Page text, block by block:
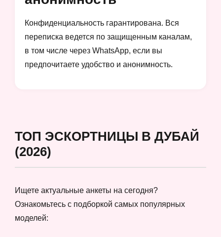
Конфиденциальность гарантирована. Вся
переписка ведется по защищенным каналам,
в том числе через WhatsApp, если вы
предпочитаете удобство и анонимность.
ТОП ЭСКОРТНИЦЫ В ДУБАЙ
(2026)
Ищете актуальные анкеты на сегодня?
Ознакомьтесь с подборкой самых популярных
моделей: